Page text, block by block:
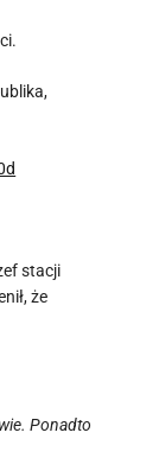
stacji
że
Ponadto